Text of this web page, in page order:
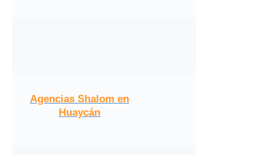
Agencias Shalom en
Huaycán